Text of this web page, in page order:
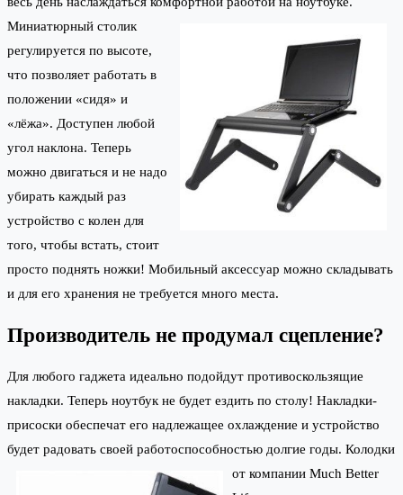
Миниатюрный столик
регулируется по высоте,
что позволяет работать в
положении «сидя» и
«лёжа». Доступен любой
угол наклона. Теперь
можно двигаться и не надо
убирать каждый раз
устройство с колен для
того, чтобы встать, стоит
просто поднять ножки! Мобильный аксессуар можно складывать
и для его хранения не требуется много места.
Производитель не продумал сцепление?
Для любого гаджета идеально подойдут противоскользящие
накладки. Теперь ноутбук не будет ездить по столу! Накладки-
присоски обеспечат его надлежащее охлаждение и устройство
будет радовать своей работоспособностью долгие годы. Колодки
от компании Much Better